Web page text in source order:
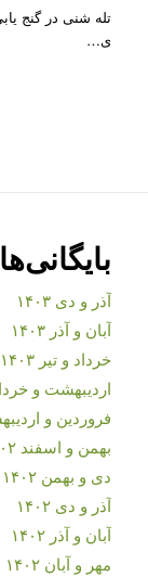
تله شنی در گنج
ی…
بایگانی‌ها
آذر و دی ۱۴۰۳
آبان و آذر ۱۴۰۳
خرداد و تیر ۱۴۰۳
اردیبهشت و خرداد
فروردین و
بهمن و اسفند ۱۴۰۲
دی و بهمن ۱۴۰۲
آذر و دی ۱۴۰۲
آبان و آذر ۱۴۰۲
مهر و آبان ۱۴۰۲